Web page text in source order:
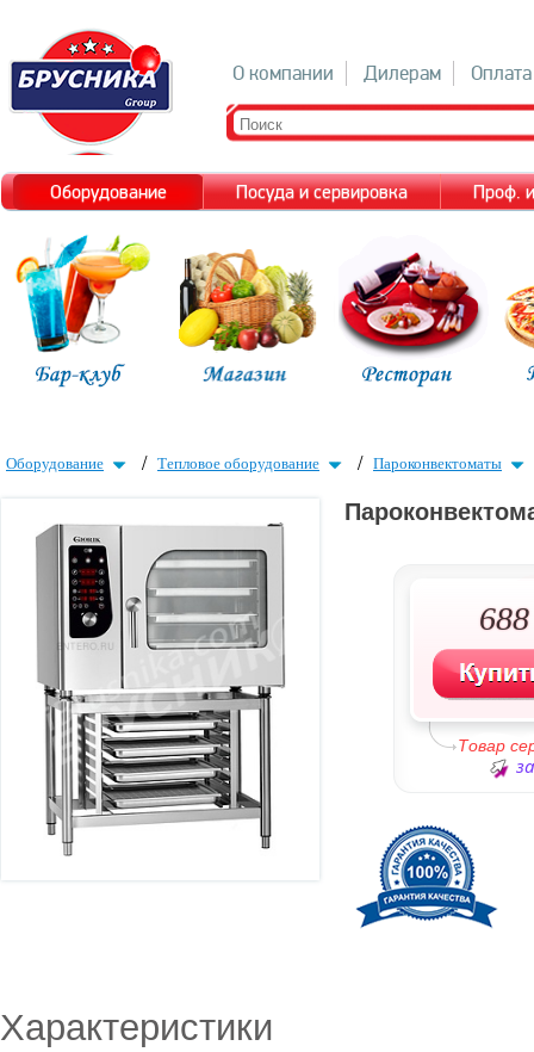
О компании Дилерам Оплата
Оборудование Посуда и сервировка Проф.
Оборудование / Тепловое оборудование / Пароконвектоматы
Товар
Характеристики